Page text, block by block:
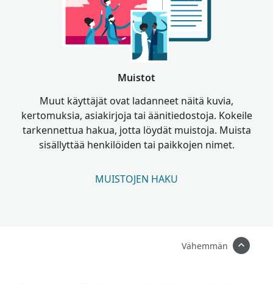
Muistot
Muut käyttäjät ovat ladanneet näitä kuvia,
kertomuksia, asiakirjoja tai äänitiedostoja. Kokeile
tarkennettua hakua, jotta löydät muistoja. Muista
sisällyttää henkilöiden tai paikkojen nimet.
MUISTOJEN HAKU
Vähemmän